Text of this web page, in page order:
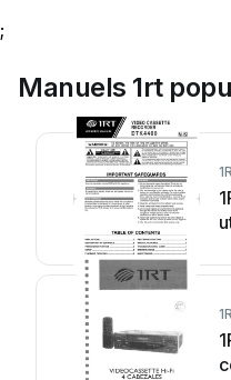
;
Manuels 1rt